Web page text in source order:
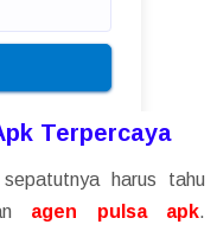
Terpercaya
harus tahu
agen pulsa apk.